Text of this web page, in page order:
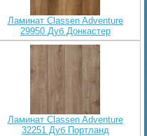
Ламинат Classen Adventure
29950 Дуб Донкастер
Ламинат Classen Adventure
32251 Дуб Портланд